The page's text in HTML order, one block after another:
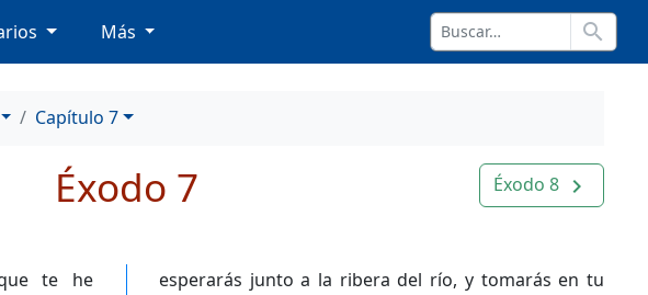
Más search
Capítulo 7
Éxodo 8 navigate_next
Éxodo 7
te he
esperarás junto a la ribera del río, y tomarás en tu